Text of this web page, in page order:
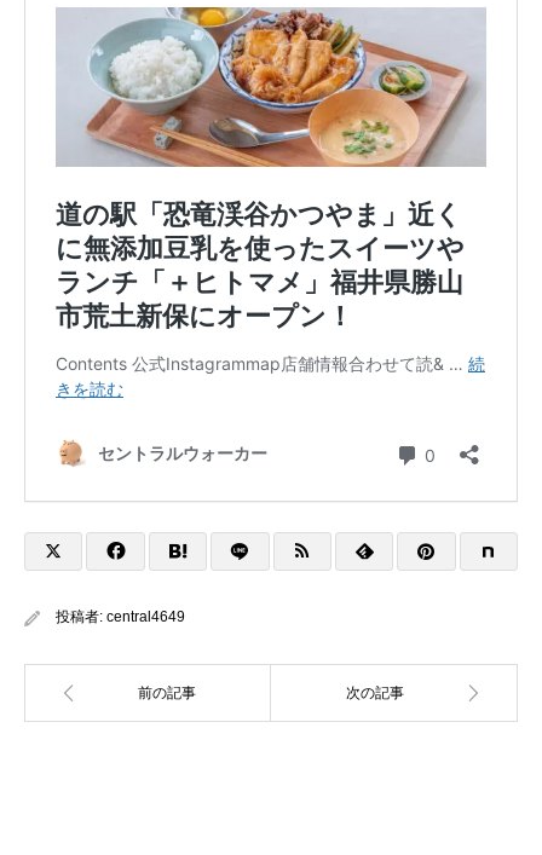
投稿者: central4649